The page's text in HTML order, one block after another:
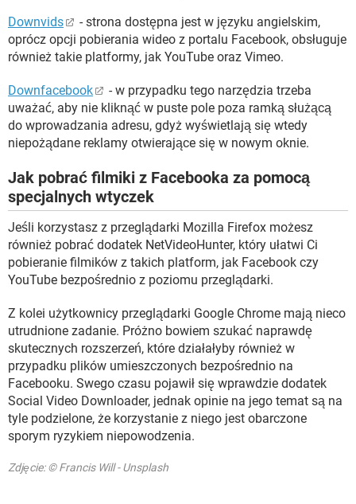
Downvids
- strona dostępna jest w języku angielskim,
oprócz opcji pobierania wideo z portalu Facebook, obsługuje
również takie platformy, jak YouTube oraz Vimeo.
Downfacebook
- w przypadku tego narzędzia trzeba
uważać, aby nie kliknąć w puste pole poza ramką służącą
do wprowadzania adresu, gdyż wyświetlają się wtedy
niepożądane reklamy otwierające się w nowym oknie.
Jak pobrać filmiki z Facebooka za pomocą
specjalnych wtyczek
Jeśli korzystasz z przeglądarki Mozilla Firefox możesz
również pobrać dodatek NetVideoHunter, który ułatwi Ci
pobieranie filmików z takich platform, jak Facebook czy
YouTube bezpośrednio z poziomu przeglądarki.
Z kolei użytkownicy przeglądarki Google Chrome mają nieco
utrudnione zadanie. Próżno bowiem szukać naprawdę
skutecznych rozszerzeń, które działałyby również w
przypadku plików umieszczonych bezpośrednio na
Facebooku. Swego czasu pojawił się wprawdzie dodatek
Social Video Downloader, jednak opinie na jego temat są na
tyle podzielone, że korzystanie z niego jest obarczone
sporym ryzykiem niepowodzenia.
Zdjęcie: © Francis Will - Unsplash